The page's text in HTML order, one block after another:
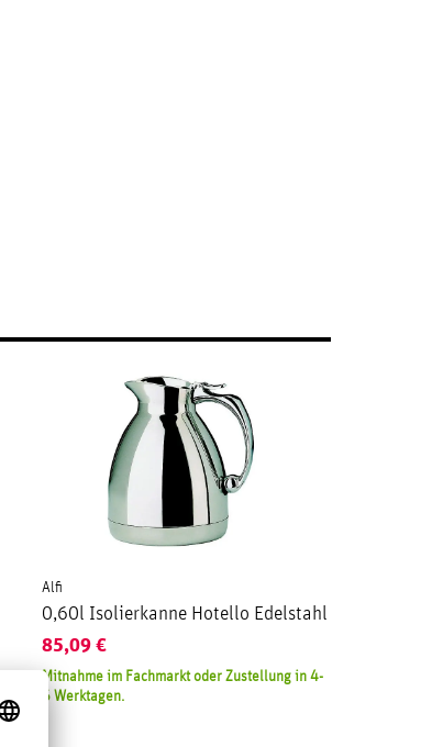
Alfi
0,60l Isolierkanne Hotello Edelstahl
85,09 €
Mitnahme im Fachmarkt oder Zustellung in 4-
6 Werktagen.